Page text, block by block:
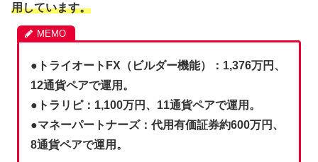
用しています。
● トライオートFX（ビルダー機能）：1,376万円、
12通貨ペアで運用。
●トラリピ：1,100万円、11通貨ペアで運用。
●マネーパートナーズ：代用有価証券約600万円、
8通貨ペアで運用。